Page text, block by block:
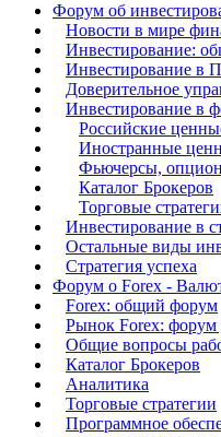
Форум об
Новости в мире
Инвестирование:
Инвестирование в
Доверительное
Инвестирование в
Российские
Иностранные
Фьючерсы,
Каталог Брокеров
Торговые
Инвестирование в
Остальные виды
Стратегия успеха
Форум о Forex -
Forex: общий форум
Рынок Forex:
Общие вопросы
Каталог Брокеров
Аналитика
Торговые стратегии
Программное